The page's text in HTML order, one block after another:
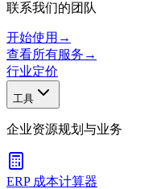
联系我们的团队
开始使用 →
查看所有服务 →
行业定价
工具
企业资源规划与业务
ERP 成本计算器